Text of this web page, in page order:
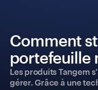
Comment
portefeuille
Les produits Tangem
gérer. Grâce à une